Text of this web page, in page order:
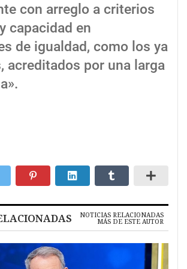
con arreglo a criterios
capacidad en
de igualdad, como los ya
acreditados por una larga
NOTICIAS RELACIONADAS
MÁS DE ESTE AUTOR